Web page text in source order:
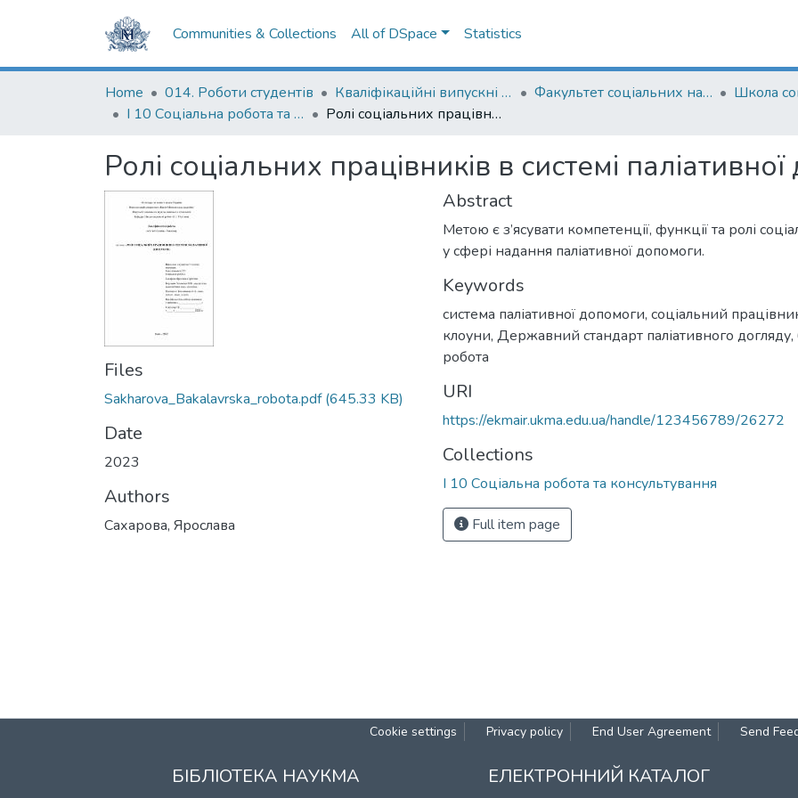
Communities & Collections All of DSpace Statistics
Home 014. Роботи студентів Кваліфікаційні випускні роботи здобувачів вищої освіти бакалаврських програм Факультет соціальних наук і соціальних технологій
Школа
І 10 Соціальна робота та консультування
Ролі соціальних працівників в системі паліативної допомоги
Ролі соціальних працівників в системі
Files
Sakharova_Bakalavrska_robota.pdf(645.33 KB)
Date
2023
Authors
Сахарова, Ярослава
Abstract
Метою є з’ясувати компетенції, функції та ролі
у сфері надання паліативної допомоги.
Keywords
система паліативної допомоги, соціальний
клоуни, Державний стандарт паліативного догляду,
робота
URI
https://ekmair.ukma.edu.ua/handle/123456789/26272
Collections
І 10 Соціальна робота та консультування
Full item page
Cookie settings Privacy policy End User Agreement Send
БІБЛІОТЕКА НАУКМА ЕЛЕКТРОННИЙ КАТАЛОГ